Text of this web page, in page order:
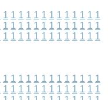
1 1 1 1 1 1 1 1 1 1 1 1 1
1 1 1 1 1 1 1 1 1 1 1 1 1
1 1 1 1 1 1 1 1 1 1 1 1 1
1 1 1 1 1 1 1 1 1 1 1 1 1
1 1 1 1 1 1 1 1 1 1 1 1 1